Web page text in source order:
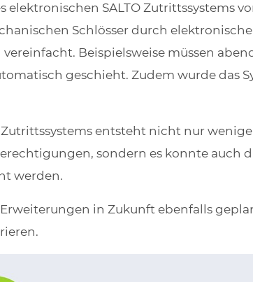
elektronischen SALTO Zutrittssystems
Schlösser durch
Beispielsweise müssen
geschieht. Zudem wurde das
Zutrittssystems entsteht nicht nur
sondern es konnte auch
werden.
in Zukunft ebenfalls